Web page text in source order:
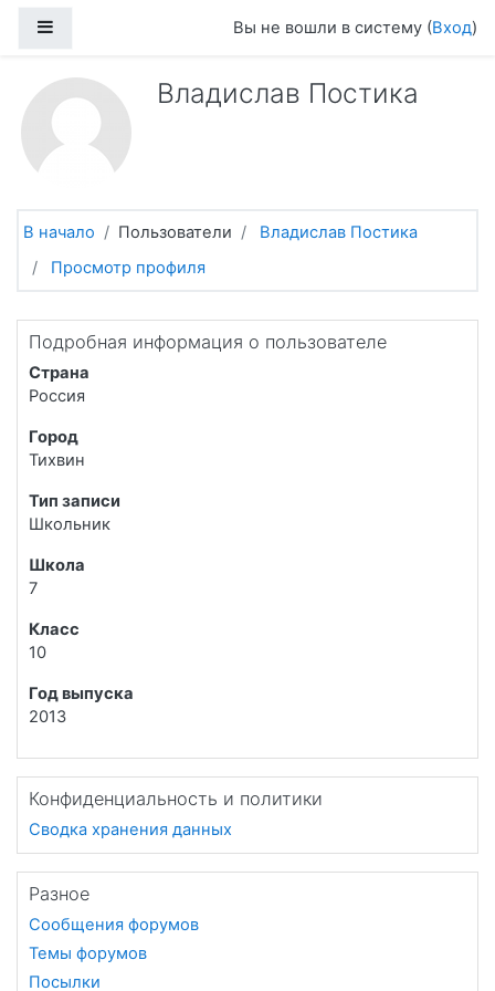
Вы не вошли в систему (Вход)
Владислав Постика
В начало Пользователи
Владислав Постика
Просмотр профиля
Подробная информация о пользователе
Страна
Россия
Город
Тихвин
Тип записи
Школьник
Школа
7
Класс
10
Год выпуска
2013
Конфиденциальность и политики
Сводка хранения данных
Разное
Сообщения форумов
Темы форумов
Посылки